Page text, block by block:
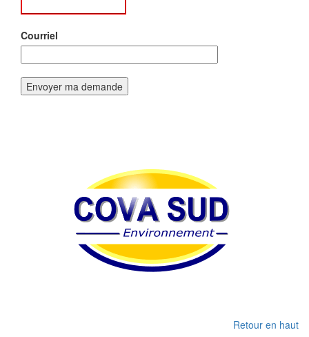
Courriel
Retour en haut